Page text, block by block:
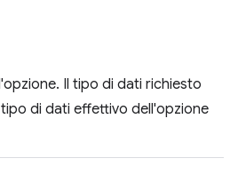
Il tipo di dati richiesto
di dati effettivo dell'opzione